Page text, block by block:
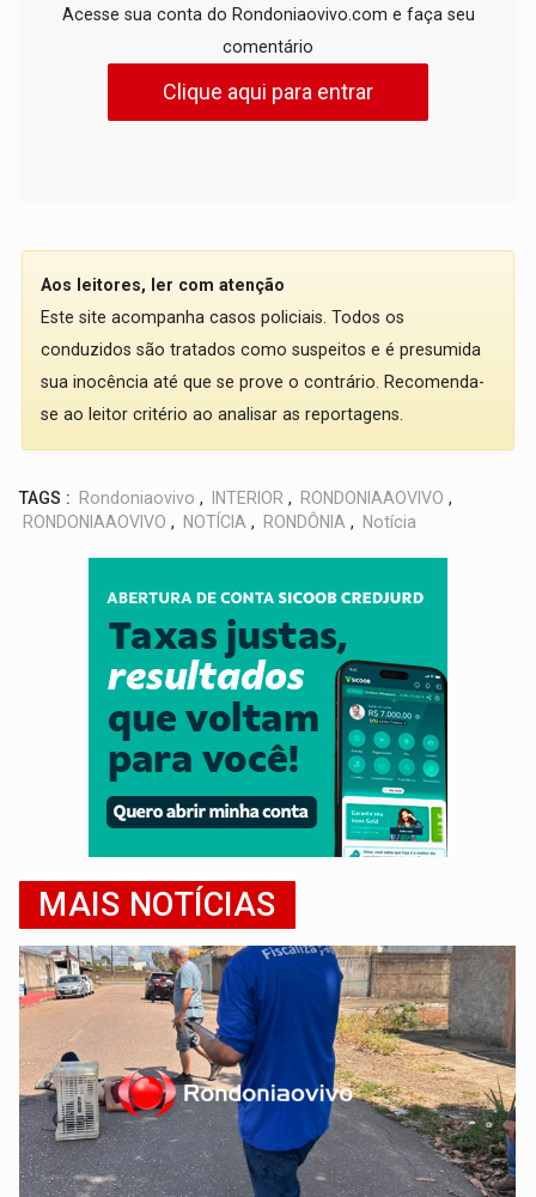
Acesse sua conta do Rondoniaovivo.com e faça seu
comentário
Clique aqui para entrar
Aos leitores, ler com atenção
Este site acompanha casos policiais. Todos os
conduzidos são tratados como suspeitos e é presumida
sua inocência até que se prove o contrário. Recomenda-
se ao leitor critério ao analisar as reportagens.
TAGS : Rondoniaovivo , INTERIOR , RONDONIAAOVIVO ,
RONDONIAAOVIVO , NOTÍCIA , RONDÔNIA , Notícia
MAIS NOTÍCIAS